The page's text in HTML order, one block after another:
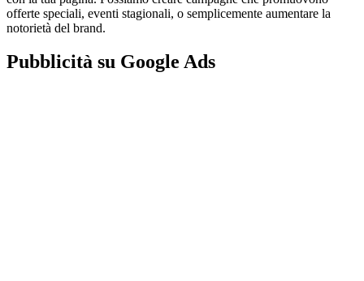
offerte speciali, eventi stagionali, o semplicemente aumentare la
notorietà del brand.
Pubblicità su Google Ads